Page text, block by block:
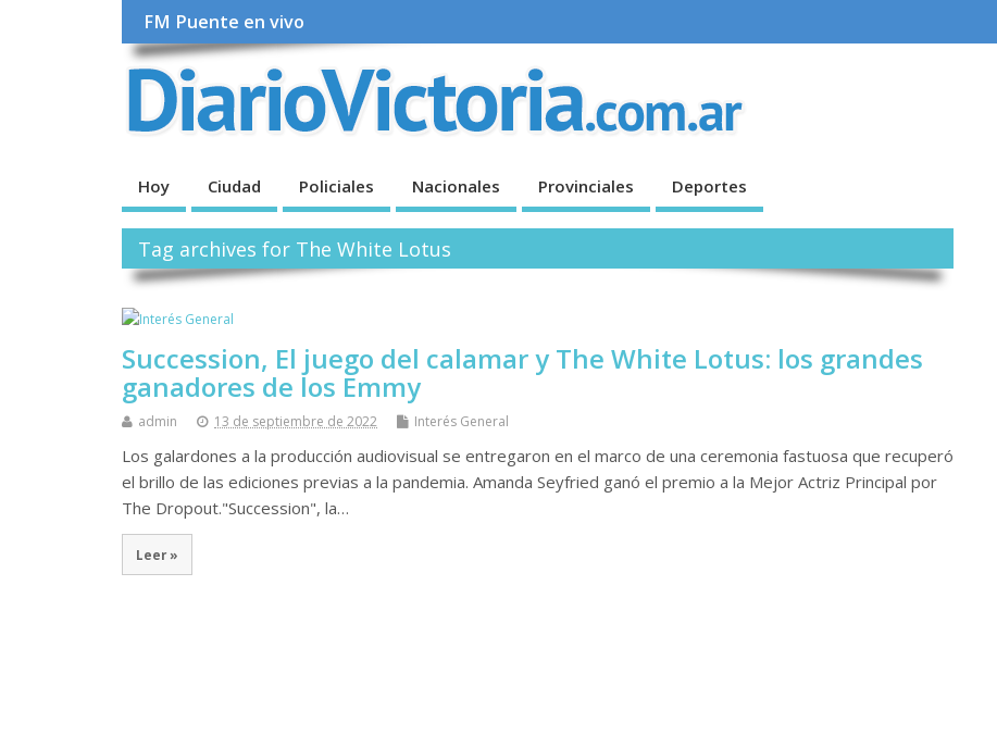
FM Puente en vivo
Hoy Ciudad Policiales Nacionales Provinciales Deportes
Tag archives for The White Lotus
Succession, El juego del calamar y The White Lotus: los grandes
ganadores de los Emmy
admin 13 de septiembre de 2022 Interés General
Los galardones a la producción audiovisual se entregaron en el marco de una ceremonia fastuosa que recuperó
el brillo de las ediciones previas a la pandemia. Amanda Seyfried ganó el premio a la Mejor Actriz Principal por
The Dropout."Succession", la…
Leer »